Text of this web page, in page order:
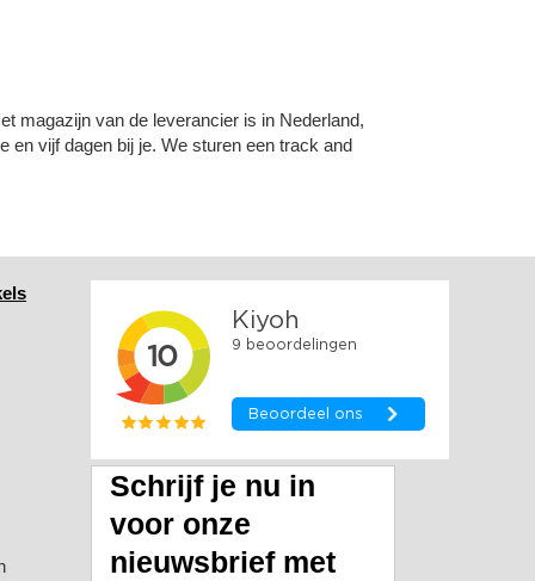
magazijn van de leverancier is in Nederland,
en vijf dagen bij je. We sturen een track and
Schrijf je nu in
voor onze
nieuwsbrief met